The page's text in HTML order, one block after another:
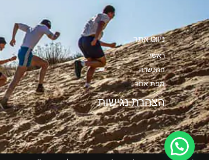
ניווט אתר
ראשי
ההכשרה
מפת אתר
הצהרת נגישות